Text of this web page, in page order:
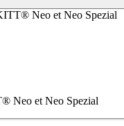
Neo et Neo Spezial
Neo et Neo Spezial